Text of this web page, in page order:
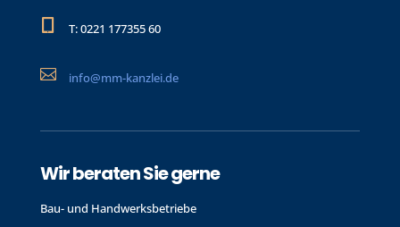
T: 0221 177355 60
 info@mm-kanzlei.de
Wir beraten Sie gerne
Bau- und Handwerks­betriebe